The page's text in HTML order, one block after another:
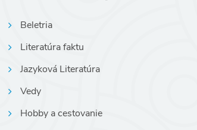
Beletria
Literatúra faktu
Jazyková Literatúra
Vedy
Hobby a cestovanie